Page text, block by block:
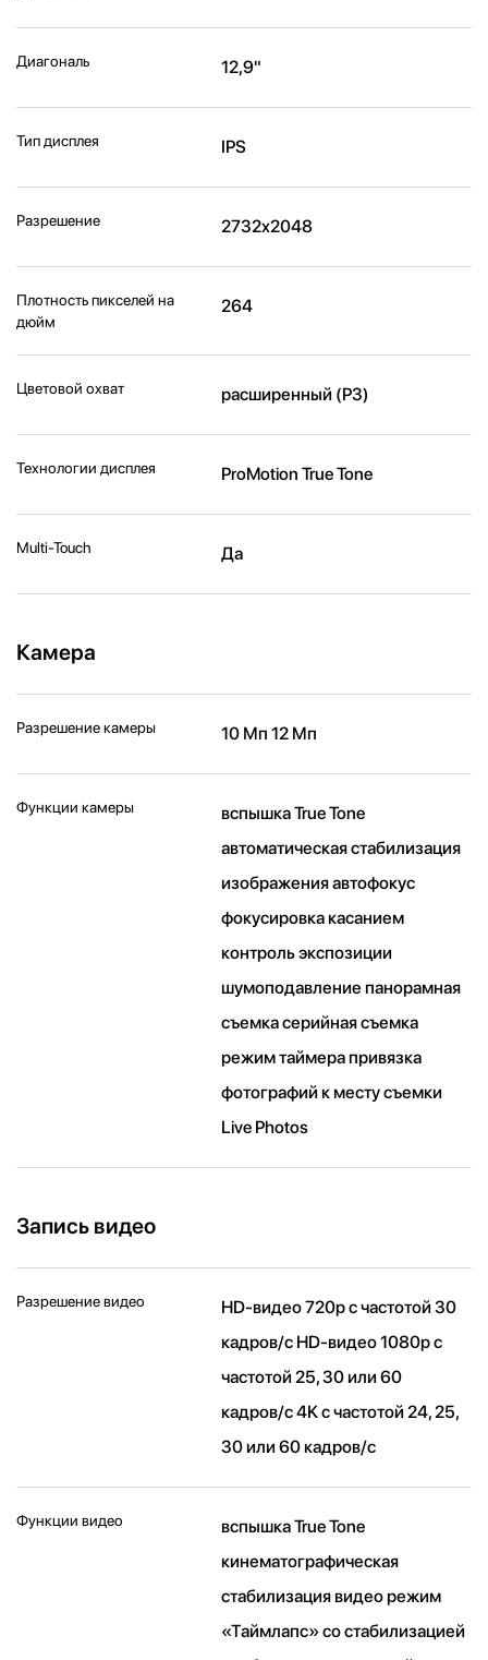
Диагональ 12,9"
Тип дисплея IPS
Разрешение 2732x2048
Плотность пикселей на
дюйм
264
Цветовой охват расширенный (P3)
Технологии дисплея ProMotion True Tone
Multi-Touch Да
Камера
Разрешение камеры 10 Мп 12 Мп
Функции камеры
вспышка True Tone
автоматическая стабилизация
изображения автофокус
фокусировка касанием
контроль экспозиции
шумоподавление панорамная
съемка серийная съемка
режим таймера привязка
фотографий к месту съемки
Live Photos
Запись видео
Разрешение видео
HD-видео 720p с частотой 30
кадров/ с HD-видео 1080p с
частотой 25, 30 или 60
кадров/ с 4K с частотой 24, 25,
30 или 60 кадров/ с
Функции видео
вспышка True Tone
кинематографическая
стабилизация видео режим
«Таймлапс» со стабили­зацией